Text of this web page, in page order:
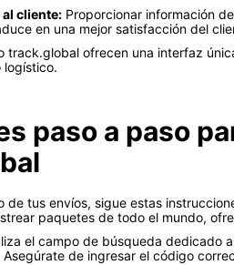
cliente: Proporcionar información
en una mejor satisfacción del
track.global ofrecen una interfaz
logístico.
paso a paso
de tus envíos, sigue estas
paquetes de todo el mundo,
el campo de búsqueda dedicado
de ingresar el código